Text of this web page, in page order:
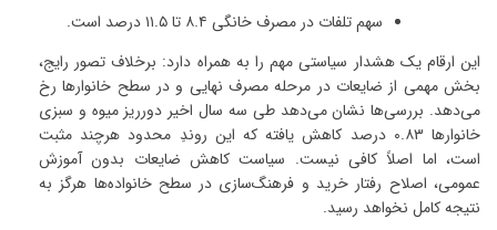
سهم تلفات در مصرف خانگی ۸.۴ تا۱۱.۵درصد است.
این ارقام یک هشدار سیاستی مهم را به همراه دارد: برخلاف تصور رایج،
بخش مهمی از ضایعات در مرحله مصرف نهایی و در سطح خانوارها رخ
می‌دهد. بررسی‌ها نشان می‌دهد طی سه سال اخیر دورریز میوه و سبزی
خانوارها ۰.۸۳ درصد کاهش یافته که این روندِ محدود هرچند مثبت
است، اما اصلاً کافی نیست. سیاست کاهش ضایعات بدون آموزش
عمومی، اصلاح رفتار خرید و فرهنگ‌سازی در سطح خانواده‌ها هرگز به
نتیجه کامل نخواهد رسید.